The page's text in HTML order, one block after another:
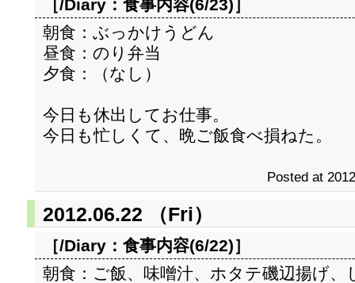
［/Diary： 食事内容(6/23)］
朝食：ぶっかけうどん
昼食：のり弁当
夕食：（なし）
今日も休出してお仕事。
今日も忙しくて、晩ご飯食べ損ねた。
Posted at
2012.06.22 （Fri）
［/Diary： 食事内容(6/22)］
朝食：ご飯、味噌汁、ホタテ磯辺揚げ、